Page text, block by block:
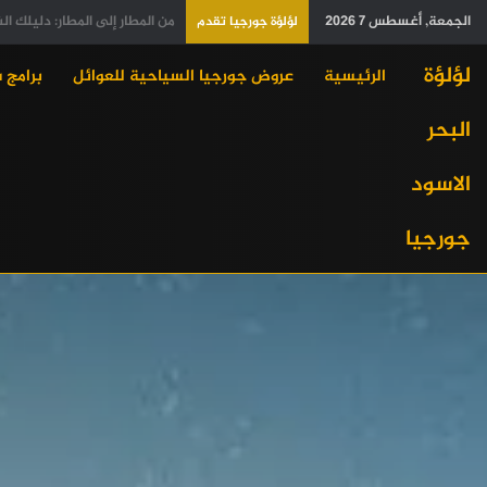
الجمعة, أغسطس 7 2026 لؤلؤة جورجيا تقدم دليلك الشامل في جورجيا
لؤلؤة
البحر
الاسود
جورجيا
الرئيسية عروض جورجيا السياحية للعوائل